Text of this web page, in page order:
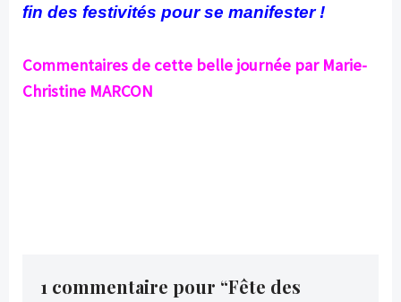
fin des festivités pour se manifester !
Commentaires de cette belle journée par Marie-
Christine MARCON
1 commentaire pour “Fête des